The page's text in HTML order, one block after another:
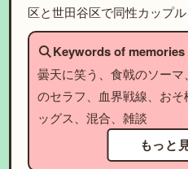
区と世田谷区で同性カップ
Keywords of memories
曇天に笑う、食戟のソー
のセラフ、血界戦線、お
ッグス、混合、雑談
もっと